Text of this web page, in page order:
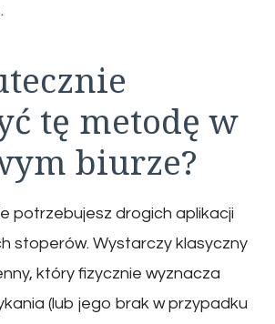
tę metodę w
biurze?
potrzebujesz drogich aplikacji
stoperów. Wystarczy klasyczny
który fizycznie wyznacza
(lub jego brak w przypadku